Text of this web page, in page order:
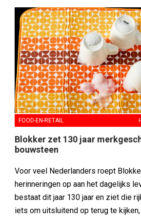
FOOD-EN-RETAIL
Blokker zet 130 jaar
bouwsteen
Voor veel Nederlanders roept
herinneringen op aan het dagelijks
bestaat dit jaar 130 jaar en ziet die
iets om uitsluitend op terug te